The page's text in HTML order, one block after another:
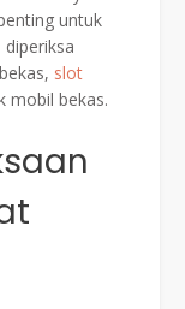
untuk
slot
mobil bekas.